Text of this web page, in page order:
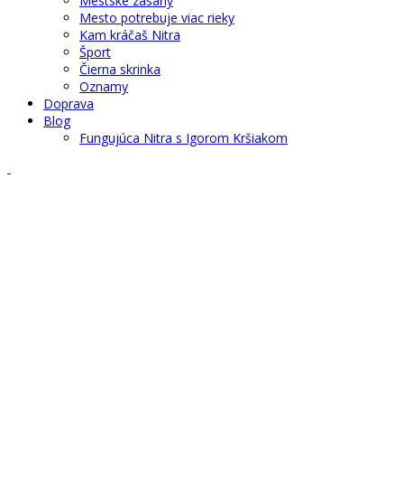
Mesto potrebuje viac rieky
Kam kráčaš Nitra
Šport
Čierna skrinka
Oznamy
Doprava
Blog
Fungujúca Nitra s Igorom Kršiakom